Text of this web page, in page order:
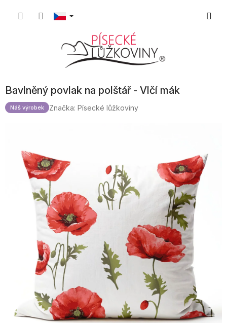
Bavlněný povlak na polštář - Vlčí mák
Náš výrobek Značka: Písecké lůžkoviny